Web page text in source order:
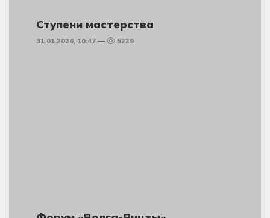
Ступени мастерства
31.01.2026, 10:47 5229